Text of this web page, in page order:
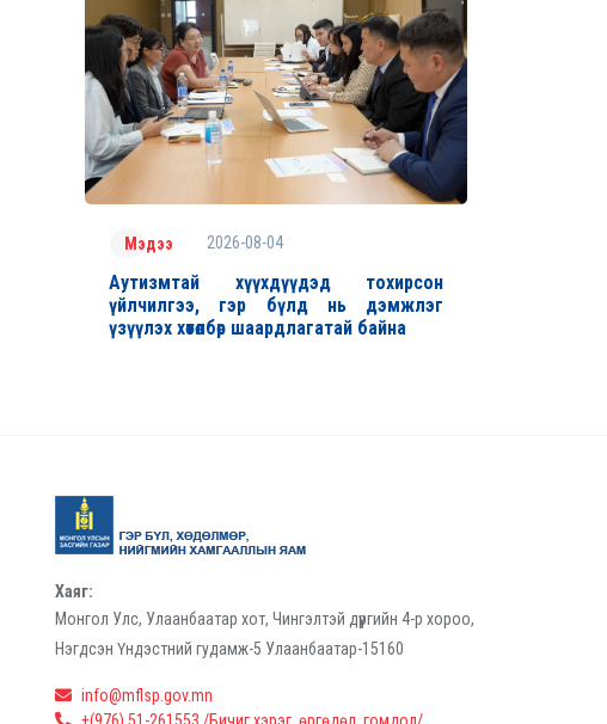
Мэдээ 2026-08-04
Аутизмтай хүүхдүүдэд тохирсон
үйлчилгээ, гэр бүлд нь дэмжлэг
үзүүлэх хөтөлбөр шаардлагатай байна
Хаяг:
Монгол Улс, Улаанбаатар хот, Чингэлтэй дүүргийн 4-р хороо,
Нэгдсэн Үндэстний гудамж-5 Улаанбаатар-15160
info@mflsp.gov.mn